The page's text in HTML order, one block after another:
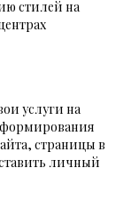
стилей на
услуги на
формирования
страницы в
личный